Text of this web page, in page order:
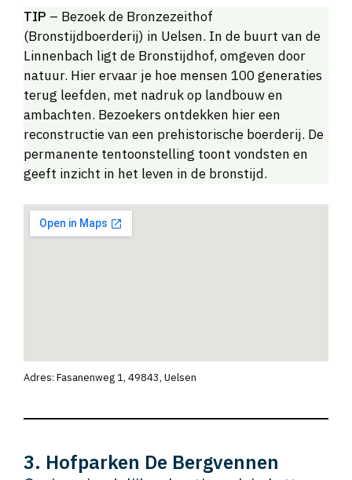
TIP – Bezoek de Bronzezeithof
(Bronstijdboerderij) in Uelsen. In de buurt van de
Linnenbach ligt de Bronstijdhof, omgeven door
natuur. Hier ervaar je hoe mensen 100 generaties
terug leefden, met nadruk op landbouw en
ambachten. Bezoekers ontdekken hier een
reconstructie van een prehistorische boerderij. De
permanente tentoonstelling toont vondsten en
geeft inzicht in het leven in de bronstijd.
Adres: Fasanenweg 1, 49843, Uelsen
3. Hofparken De Bergvennen